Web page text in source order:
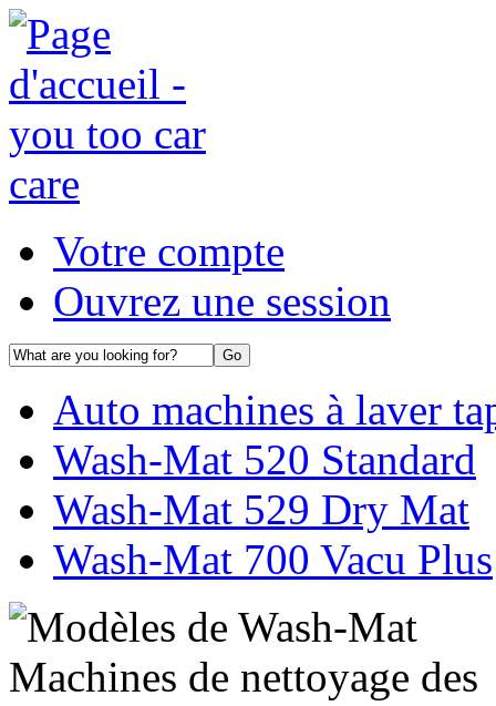
Votre compte
Ouvrez une session
Auto machines à laver
Wash-Mat 520 Standard
Wash-Mat 529 Dry Mat
Wash-Mat 700 Vacu Plus